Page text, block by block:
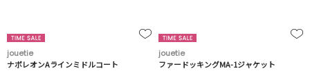
jouetie
ナポレオンAラインミドルコート
jouetie
ファードッキングMA-1ジャケット